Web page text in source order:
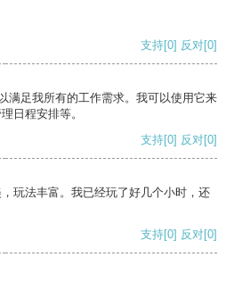
支持[0] 反对[0]
满足我所有的工作需求。我可以使用它来
日程安排等。
支持[0] 反对[0]
玩法丰富。我已经玩了好几个小时，还
支持[0] 反对[0]